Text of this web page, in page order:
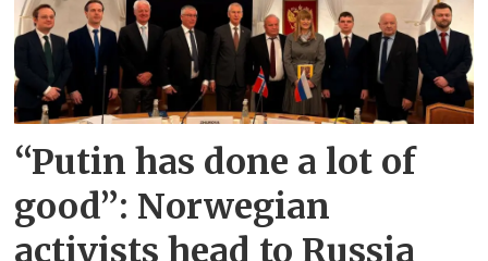
“Putin has done a lot of
good”: Norwegian
activists head to Russia